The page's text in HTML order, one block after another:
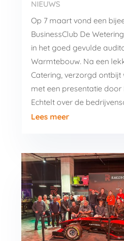
NIEUWS
Op 7 maart vond een
BusinessClub De
in het goed gevulde
Warmtebouw. Na een
Catering, verzorgd
met een presentatie door
Echtelt over de
Lees meer